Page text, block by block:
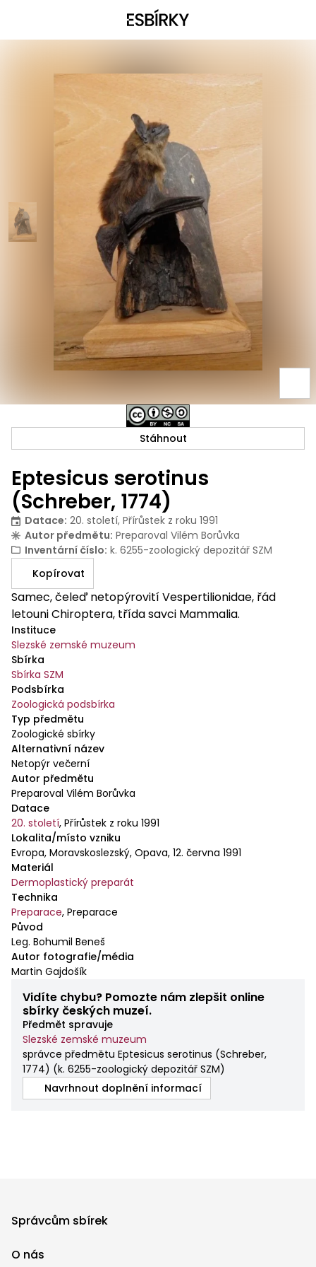
Eptesicus serotinus
(Schreber, 1774)
Datace: 20. století, Přírůstek z roku 1991
Autor předmětu: Preparoval Vilém Borůvka
Inventární číslo: k. 6255-zoologický depozitář SZM
Kopírovat
Samec, čeleď netopýrovití Vespertilionidae, řád
letouni Chiroptera, třída savci Mammalia.
Instituce
Slezské zemské muzeum
Sbírka
Sbírka SZM
Podsbírka
Zoologická podsbírka
Typ předmětu
Zoologické sbírky
Alternativní název
Netopýr večerní
Autor předmětu
Preparoval Vilém Borůvka
Datace
20. století, Přírůstek z roku 1991
Lokalita/místo vzniku
Evropa, Moravskoslezský, Opava, 12. června 1991
Materiál
Dermoplastický preparát
Technika
Preparace, Preparace
Původ
Leg. Bohumil Beneš
Autor fotografie/média
Martin Gajdošík
Vidíte chybu? Pomozte nám zlepšit online
sbírky českých muzeí.
Předmět spravuje
Slezské zemské muzeum
správce předmětu Eptesicus serotinus (Schreber,
1774) (k. 6255-zoologický depozitář SZM)
Navrhnout doplnění informací
Stáhnout
Správcům sbírek
O nás